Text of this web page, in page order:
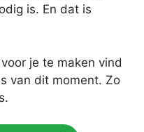
is. En dat is
je te maken vind
van dit moment. Zo